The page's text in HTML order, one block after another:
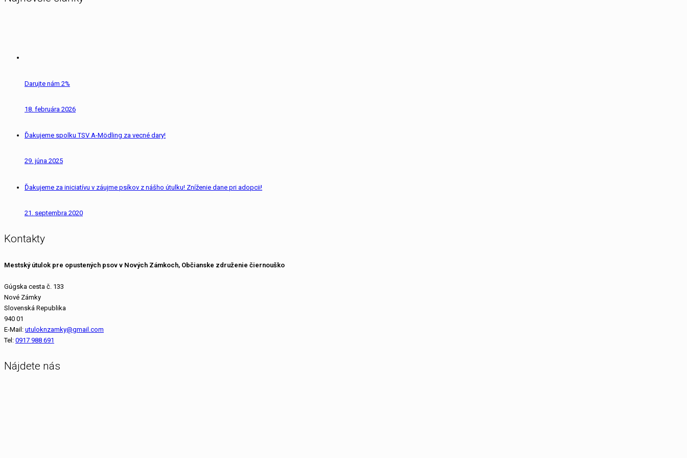
Darujte nám 2%
18. februára 2026
Ďakujeme spolku TSV A-Mödling za vecné dary!
29. júna 2025
Ďakujeme za iniciatívu v záujme psíkov z nášho útulku! Zníženie dane pri adopcii!
21. septembra 2020
Kontakty
Mestský útulok pre opustených psov v Nových Zámkoch, Občianske združenie čiernouško
Gúgska cesta č. 133
Nové Zámky
Slovenská Republika
940 01
E-Mail: utuloknzamky@gmail.com
Tel: 0917 988 691
Nájdete nás